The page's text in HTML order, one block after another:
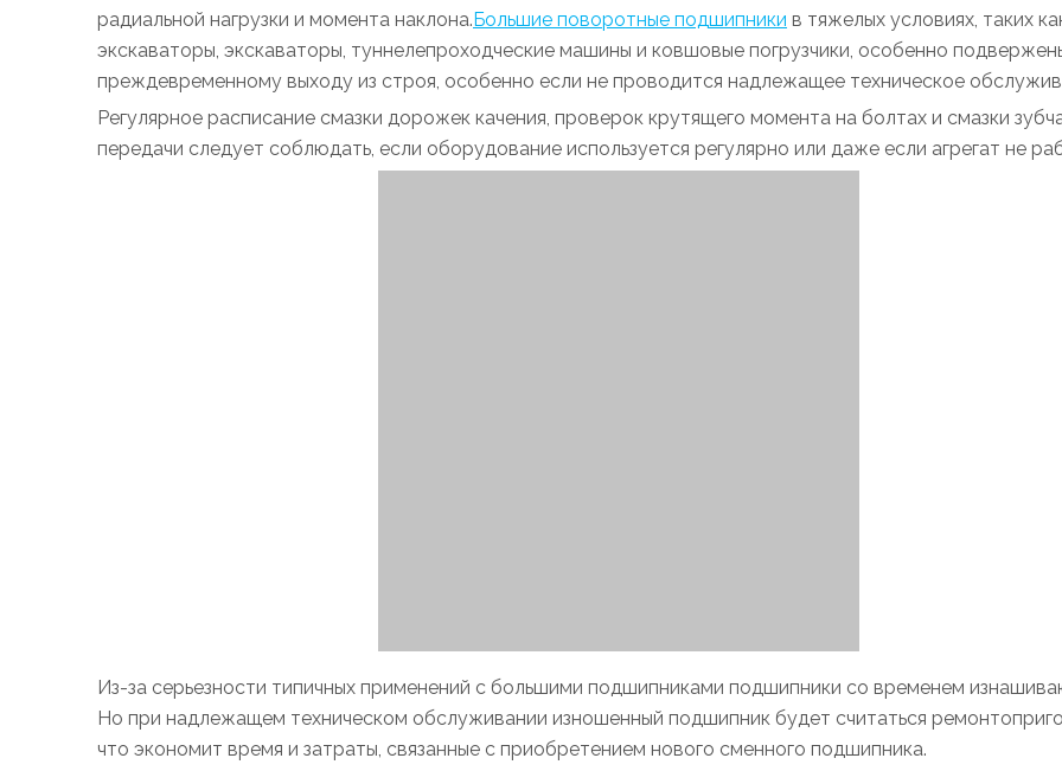
радиальной нагрузки и момента наклона.Большие поворотные подшипники в тяжелых условиях, таких
экскаваторы, экскаваторы, туннелепроходческие машины и ковшовые погрузчики, особенно
преждевременному выходу из строя, особенно если не проводится надлежащее техническое
Регулярное расписание смазки дорожек качения, проверок крутящего момента на болтах и ​​смазки
передачи следует соблюдать, если оборудование используется регулярно или даже если агрегат не
Из-за серьезности типичных применений с большими подшипниками подшипники со временем
Но при надлежащем техническом обслуживании изношенный подшипник будет считаться
что экономит время и затраты, связанные с приобретением нового сменного подшипника.